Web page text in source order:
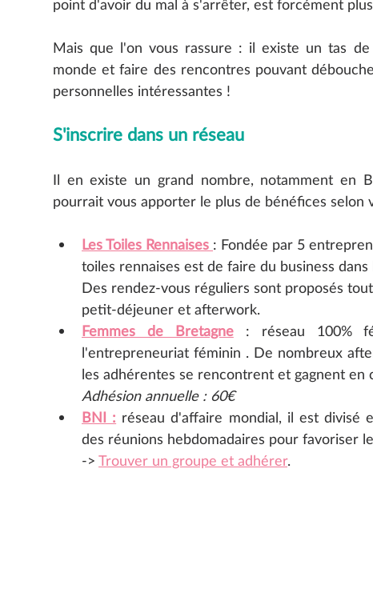
point d'avoir du mal à s'arrêter, est forcément
Mais que l'on vous rassure : il existe un tas
monde et faire des rencontres pouvant
personnelles intéressantes !
S'inscrire dans un réseau
Il en existe un grand nombre, notamment en
pourrait vous apporter le plus de bénéfices selon
Les Toiles Rennaises : Fondée par 5
toiles rennaises est de faire du business
Des rendez-vous réguliers sont proposés
Femmes de Bretagne : réseau 100%
l'entrepreneuriat féminin . De nombreux
les adhérentes se rencontrent et gagnent en
Adhésion annuelle : 60€
BNI : réseau d'affaire mondial, il est divisé
des réunions hebdomadaires pour favoriser
-> Trouver un groupe et adhérer.